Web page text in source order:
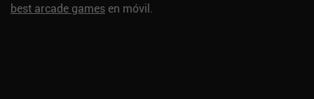
best arcade games en móvil.